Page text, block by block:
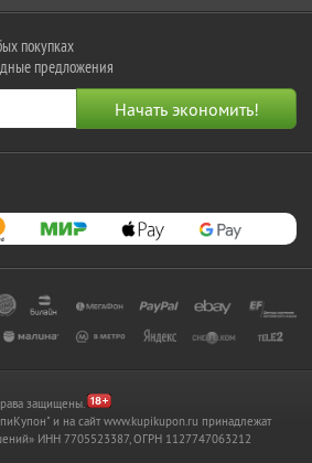
покупках
предложения
защищены.
и на сайт www.kupikupon.ru принадлежат
ИНН 7705523387, ОГРН 1127747063212